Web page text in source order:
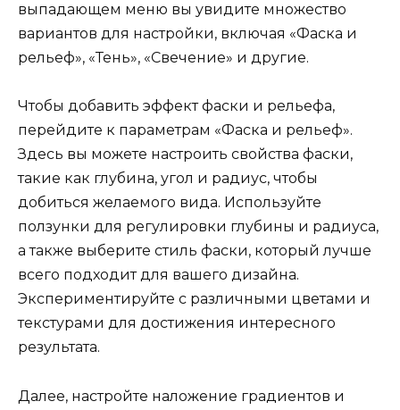
выпадающем меню вы увидите множество
вариантов для настройки, включая «Фаска и
рельеф», «Тень», «Свечение» и другие.
Чтобы добавить эффект фаски и рельефа,
перейдите к параметрам «Фаска и рельеф».
Здесь вы можете настроить свойства фаски,
такие как глубина, угол и радиус, чтобы
добиться желаемого вида. Используйте
ползунки для регулировки глубины и радиуса,
а также выберите стиль фаски, который лучше
всего подходит для вашего дизайна.
Экспериментируйте с различными цветами и
текстурами для достижения интересного
результата.
Далее, настройте наложение градиентов и